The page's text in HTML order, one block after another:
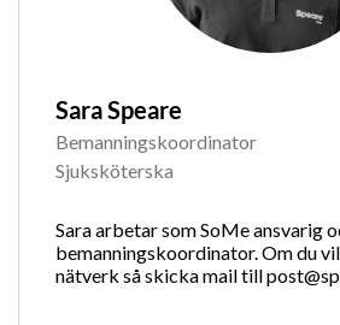
Sara Speare
Bemanningskoordinator
Sjuksköterska
Sara arbetar som SoMe ansvarig
bemanningskoordinator. Om du
nätverk så skicka mail till